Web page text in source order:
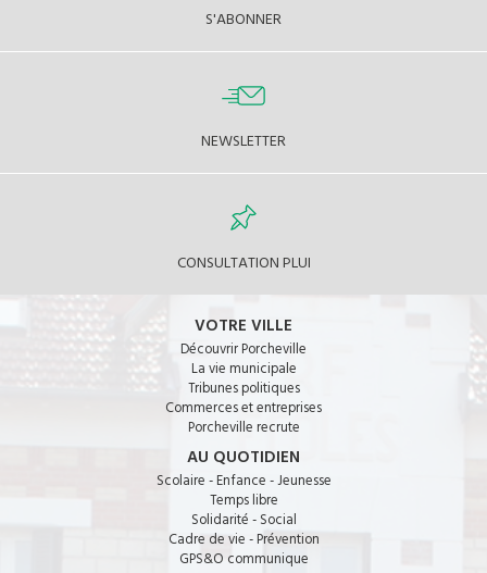
S'ABONNER
NEWSLETTER
CONSULTATION PLUI
VOTRE VILLE
Découvrir Porcheville
La vie municipale
Tribunes politiques
Commerces et entreprises
Porcheville recrute
AU QUOTIDIEN
Scolaire - Enfance - Jeunesse
Temps libre
Solidarité - Social
Cadre de vie - Prévention
GPS&O communique